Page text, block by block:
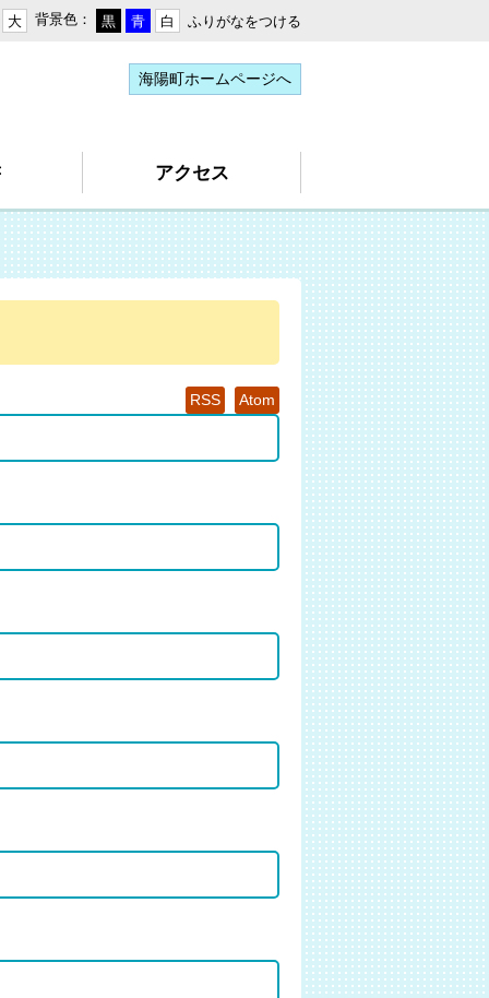
大 背景色： 黒 青 白 ふりがなをつける
海陽町ホームページへ
アクセス
RSS Atom